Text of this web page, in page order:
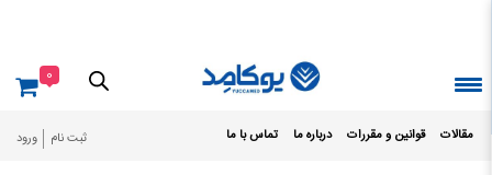
مقالات قوانین و مقررات درباره ما تماس با ما ثبت نام ورود
0